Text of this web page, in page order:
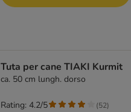
Tuta per cane TIAKI Kurmit
ca. 50 cm lungh. dorso
Rating: 4.2/5 (52)